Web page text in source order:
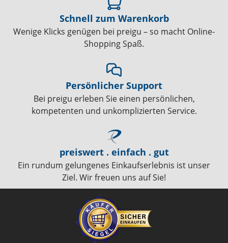
Schnell zum Warenkorb
Wenige Klicks genügen bei preigu – so macht Online-
Shopping Spaß.
Persönlicher Support
Bei preigu erleben Sie einen persönlichen,
kompetenten und unkomplizierten Service.
preiswert . einfach . gut
Ein rundum gelungenes Einkaufserlebnis ist unser
Ziel. Wir freuen uns auf Sie!